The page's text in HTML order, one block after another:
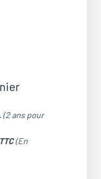
(2 ans pour
(En